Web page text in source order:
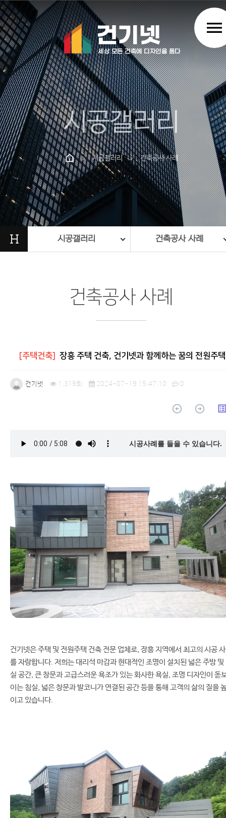
menu
시공갤러리
chevron_right 시공갤러리 chevron_right 건축공사 사례
H 시공갤러리 건축공사 사례
건축공사 사례
[주택건축] 장흥 주택 건축, 건기넷과 함께하는 꿈의 전원주택
건기넷 1,319회 2024-07-19 15:47:10 0
arrow_circle_up arrow_circle_up
시공사례를 들을 수 있습니다.
건기넷은 주택 및 전원주택 건축 전문 업체로, 장흥 지역에서 최고의 시공
를 자랑합니다. 저희는 대리석 마감과 현대적인 조명이 설치된 넓은 주방 및
실 공간, 큰 창문과 고급스러운 욕조가 있는 화사한 욕실, 조명 디자인이 돋
이는 침실, 넓은 창문과 발코니가 연결된 공간 등을 통해 고객의 삶의 질을
이고 있습니다.